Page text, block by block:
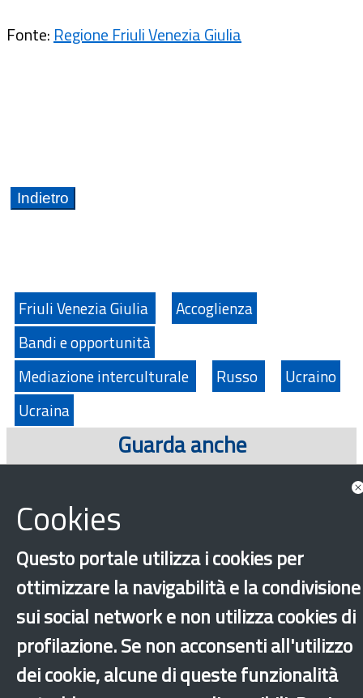
Fonte: Regione Friuli Venezia Giulia
Friuli Venezia Giulia
Accoglienza
Bandi e opportunità
Mediazione interculturale
Russo
Ucraino
Ucraina
Guarda anche
›×
Cookies
Questo portale utilizza i cookies per
ottimizzare la navigabilità e la condivisione
sui social network e non utilizza cookies di
profilazione. Se non acconsenti all'utilizzo
dei cookie, alcune di queste funzionalità